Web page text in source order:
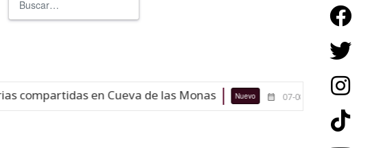
en Cueva de las Monas Nuevo 07-08-26